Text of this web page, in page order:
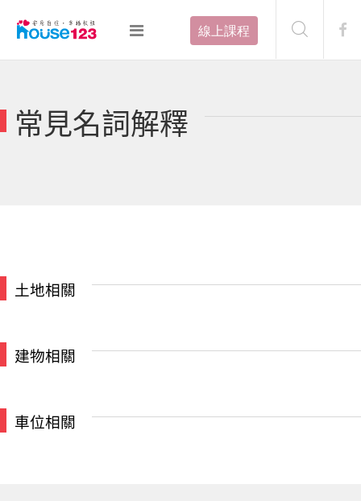
線上課程
常見名詞解釋
土地相關
建物相關
車位相關